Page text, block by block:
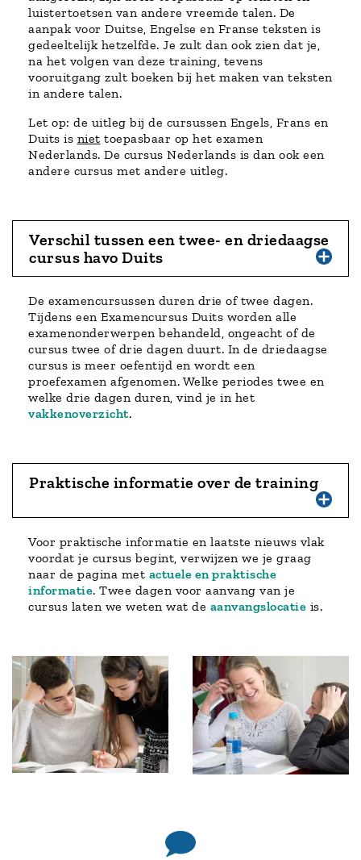
luistertoetsen van andere vreemde talen. De
aanpak voor Duitse, Engelse en Franse teksten is
gedeeltelijk hetzelfde. Je zult dan ook zien dat je,
na het volgen van deze training, tevens
vooruitgang zult boeken bij het maken van teksten
in andere talen.
Let op: de uitleg bij de cursussen Engels, Frans en
Duits is niet toepasbaar op het examen
Nederlands. De cursus Nederlands is dan ook een
andere cursus met andere uitleg.
Verschil tussen een twee- en driedaagse
cursus havo Duits
De examencursussen duren drie of twee dagen.
Tijdens een Examencursus Duits worden alle
examenonderwerpen behandeld, ongeacht of de
cursus twee of drie dagen duurt. In de driedaagse
cursus is meer oefentijd en wordt een
proefexamen afgenomen. Welke periodes twee en
welke drie dagen duren, vind je in het
vakkenoverzicht.
Praktische informatie over de training
Voor praktische informatie en laatste nieuws vlak
voordat je cursus begint, verwijzen we je graag
naar de pagina met actuele en praktische
informatie. Twee dagen voor aanvang van je
cursus laten we weten wat de aanvangslocatie is.